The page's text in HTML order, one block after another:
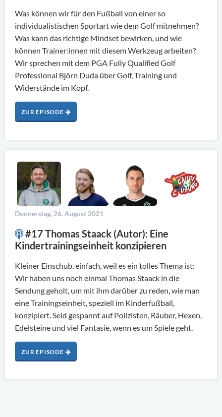
Was können wir für den Fußball von einer so
individualistischen Sportart wie dem Golf mitnehmen?
Was kann das richtige Mindset bewirken, und wie
können Trainer:innen mit diesem Werkzeug arbeiten?
Wir sprechen mit dem PGA Fully Qualified Golf
Professional Björn Duda über Golf, Training und
Widerstände im Kopf.
ZUR EPISODE
Donnerstag, 26. August 2021
#17 Thomas Staack (Autor): Eine
Kindertrainingseinheit konzipieren
Kleiner Einschub, einfach, weil es ein tolles Thema ist:
Wir haben uns noch einmal Thomas Staack in die
Sendung geholt, um mit ihm darüber zu reden, wie man
eine Trainingseinheit, speziell im Kinderfußball,
konzipiert. Seid gespannt auf Polizisten, Räuber, Hexen,
Edelsteine und viel Fantasie, wenn es um Spiele geht.
ZUR EPISODE